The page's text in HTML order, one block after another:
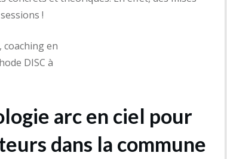
!
arc en ciel pour
dans la commune